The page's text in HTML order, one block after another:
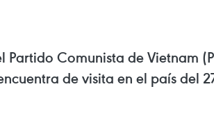
Partido Comunista de Vietnam
de visita en el país del